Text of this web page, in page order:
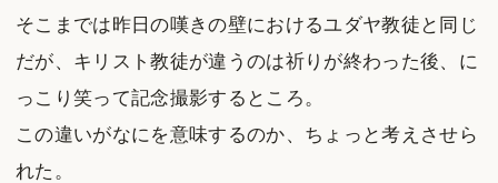
そこまでは昨日の嘆きの壁におけるユダヤ教徒と同じ
だが、キリスト教徒が違うのは祈りが終わった後、に
っこり笑って記念撮影するところ。
この違いがなにを意味するのか、ちょっと考えさせら
れた。